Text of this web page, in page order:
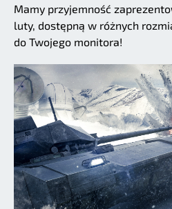
Mamy przyjemność
luty, dostępną w różnych
do Twojego monitora!